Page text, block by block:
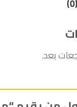
بعد.